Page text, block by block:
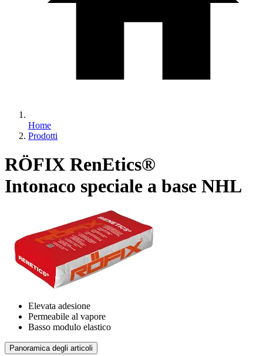
Home
Prodotti
RÖFIX RenEtics®
Intonaco speciale a base NHL
Elevata adesione
Permeabile al vapore
Basso modulo elastico
Panoramica degli articoli